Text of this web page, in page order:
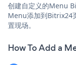
创建自定义的Menu
Menu添加到Bitrix24
置现场。
How To Add a